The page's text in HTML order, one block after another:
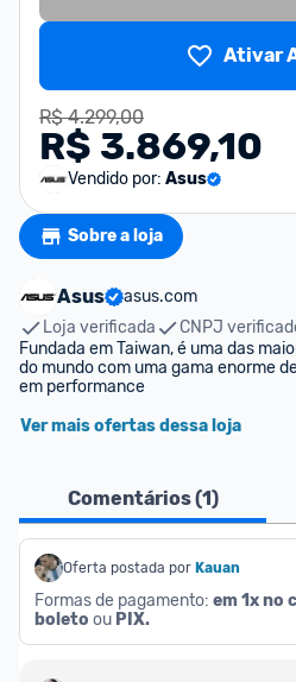
Ativar
R$ 4.299,00
R$ 3.869,10
Vendido por: Asus
Sobre a loja
Asus
asus.com
Loja verificada
CNPJ
Fundada em Taiwan, é uma das
do mundo com uma gama enorme
em performance
Ver mais ofertas dessa loja
Comentários (1)
Oferta postada por Kauan
Formas de pagamento: em 1x no
boleto ou PIX.